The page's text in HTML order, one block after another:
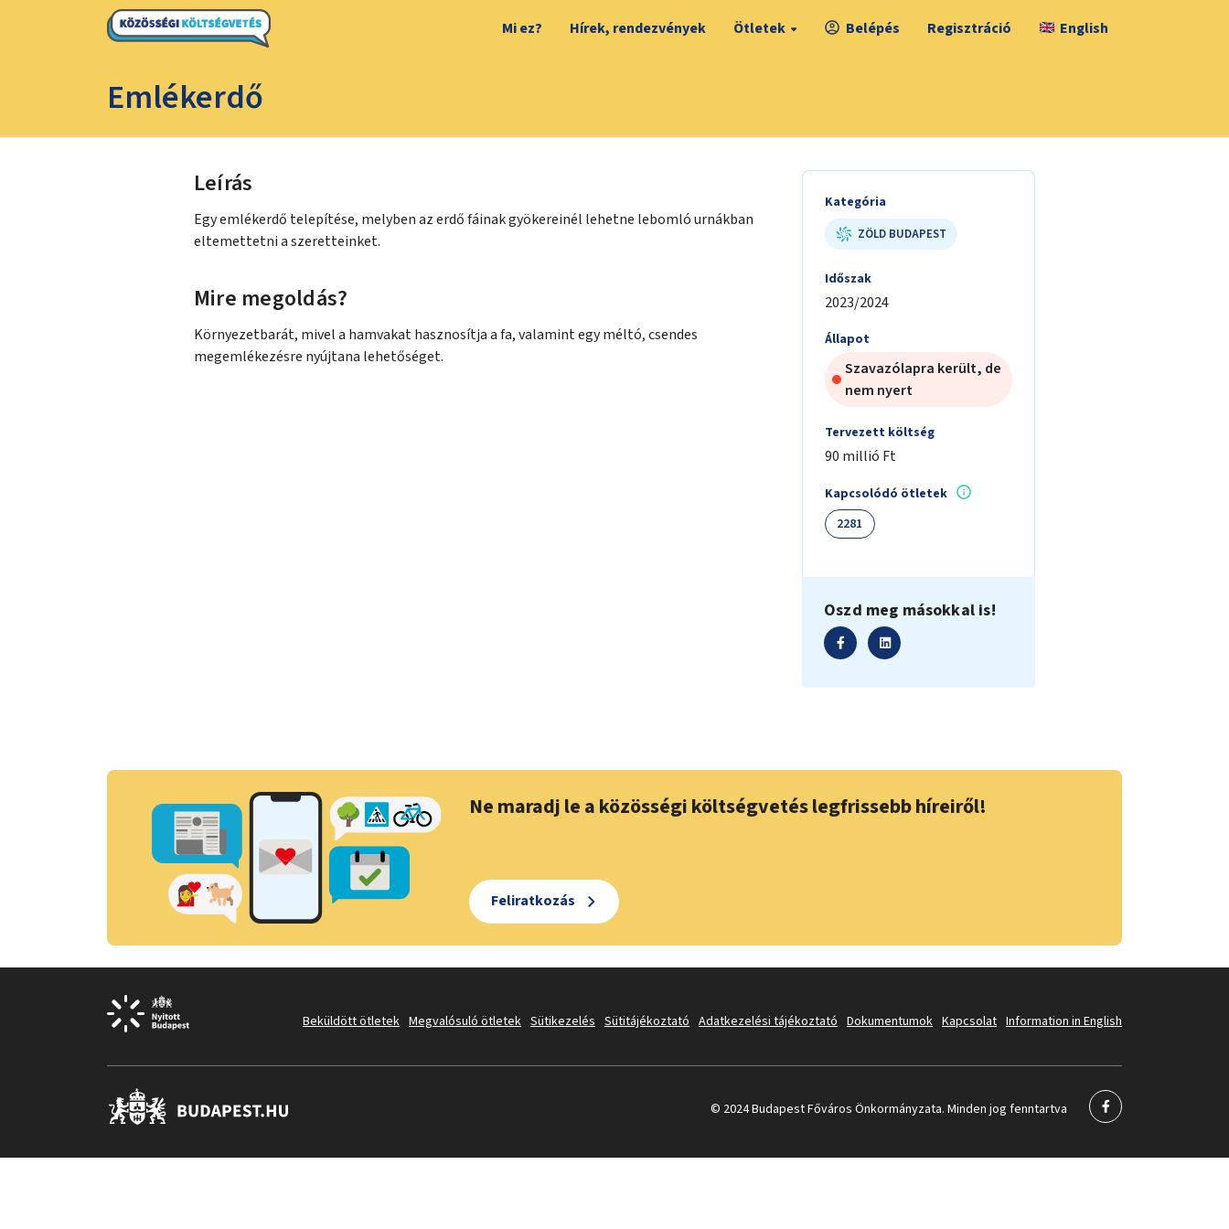
Mi ez? Hírek, rendezvények Ötletek Belépés Regisztráció English
Emlékerdő
Leírás
Egy emlékerdő telepítése, melyben az erdő fáinak gyökereinél lehetne lebomló urnákban
eltemettetni a szeretteinket.
Mire megoldás?
Környezetbarát, mivel a hamvakat hasznosítja a fa, valamint egy méltó, csendes
megemlékezésre nyújtana lehetőséget.
Kategória
ZÖLD BUDAPEST
Időszak
2023/2024
Állapot
Szavazólapra került, de
nem nyert
Tervezett költség
90 millió Ft
Kapcsolódó ötletek
2281
Oszd meg másokkal is!
Ne maradj le a közösségi költségvetés legfrissebb híreiről!
Feliratkozás
Beküldött ötletek Megvalósuló ötletek Sütikezelés Sütitájékoztató Adatkezelési tájékoztató Dokumentumok Kapcsolat Information in English
© 2024 Budapest Főváros Önkormányzata. Minden jog fenntartva